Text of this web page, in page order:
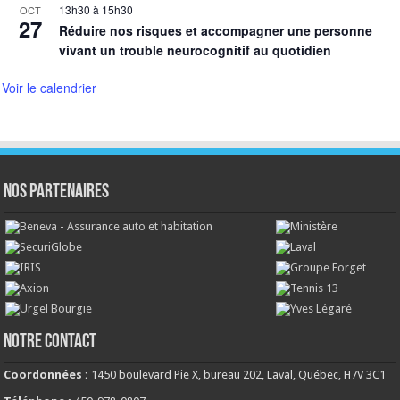
OCT
27
13h30 à 15h30
Réduire nos risques et accompagner une personne
vivant un trouble neurocognitif au quotidien
Voir le calendrier
NOS PARTENAIRES
NOTRE CONTACT
Coordonnées : 1450 boulevard Pie X, bureau 202, Laval, Québec, H7V 3C1